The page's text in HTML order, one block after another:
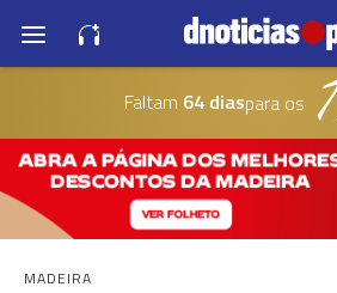
Faltam 64 diaspara os
MADEIRA